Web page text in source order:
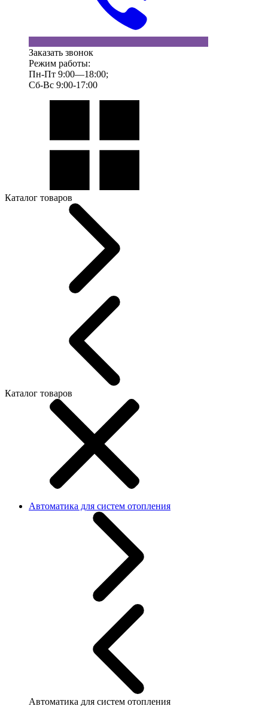
Заказать звонок
Режим работы:
Пн-Пт 9:00—18:00;
Сб-Вс 9:00-17:00
Каталог товаров
Каталог товаров
Автоматика для систем отопления
Автоматика для систем отопления